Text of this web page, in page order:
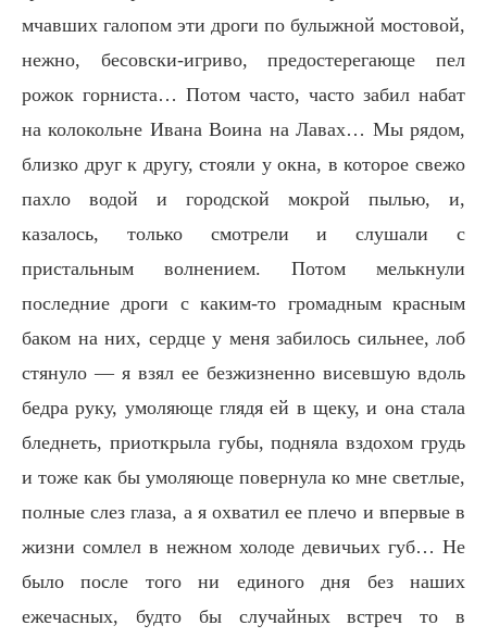
мчавших галопом эти дроги по булыжной мостовой,
нежно, бесовски-игриво, предостерегающе пел
рожок горниста… Потом часто, часто забил набат
на колокольне Ивана Воина на Лавах… Мы рядом,
близко друг к другу, стояли у окна, в которое свежо
пахло водой и городской мокрой пылью, и,
казалось, только смотрели и слушали с
пристальным волнением. Потом мелькнули
последние дроги с каким-то громадным красным
баком на них, сердце у меня забилось сильнее, лоб
стянуло — я взял ее безжизненно висевшую вдоль
бедра руку, умоляюще глядя ей в щеку, и она стала
бледнеть, приоткрыла губы, подняла вздохом грудь
и тоже как бы умоляюще повернула ко мне светлые,
полные слез глаза, а я охватил ее плечо и впервые в
жизни сомлел в нежном холоде девичьих губ… Не
было после того ни единого дня без наших
ежечасных, будто бы случайных встреч то в